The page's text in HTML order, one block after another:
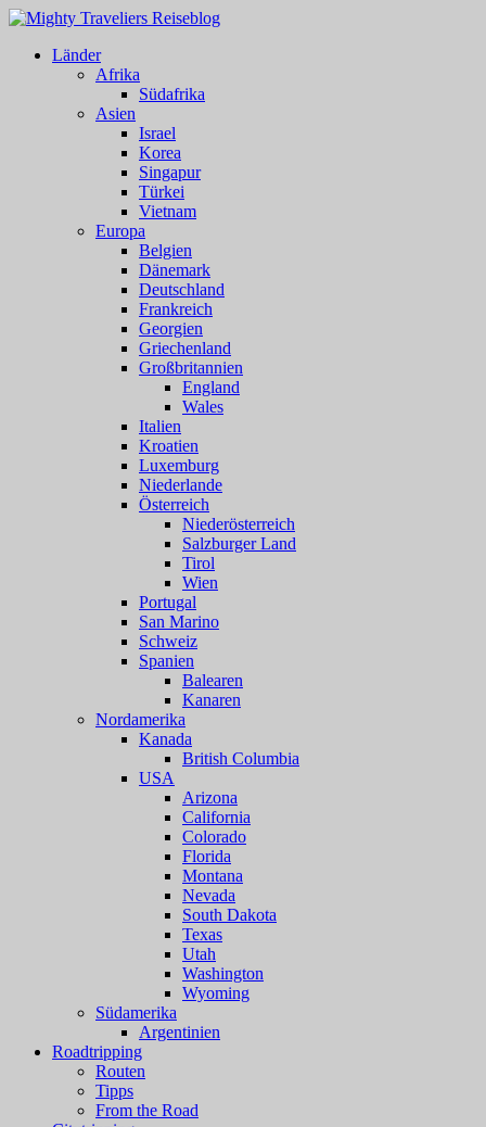
Länder
Afrika
Südafrika
Asien
Israel
Korea
Singapur
Türkei
Vietnam
Europa
Belgien
Dänemark
Deutschland
Frankreich
Georgien
Griechenland
Großbritannien
England
Wales
Italien
Kroatien
Luxemburg
Niederlande
Österreich
Niederösterreich
Salzburger Land
Tirol
Wien
Portugal
San Marino
Schweiz
Spanien
Balearen
Kanaren
Nordamerika
Kanada
British Columbia
USA
Arizona
California
Colorado
Florida
Montana
Nevada
South Dakota
Texas
Utah
Washington
Wyoming
Südamerika
Argentinien
Roadtripping
Routen
Tipps
From the Road